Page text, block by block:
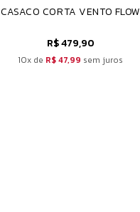
CASACO CORTA VENTO FLOW
R$ 479,90
10x de R$ 47,99 sem juros